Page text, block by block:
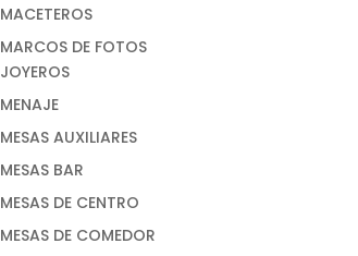
MACETEROS
MARCOS DE FOTOS
JOYEROS
MENAJE
MESAS AUXILIARES
MESAS BAR
MESAS DE CENTRO
MESAS DE COMEDOR